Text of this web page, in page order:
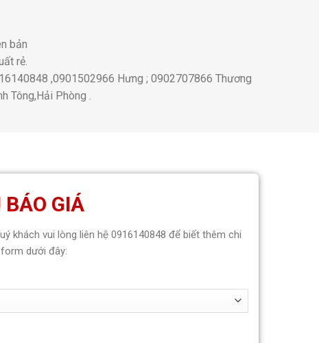
bản
rẻ.
,0901502966 Hưng ; 0902707866 Thương
Tông,Hải Phòng .
BÁO GIÁ
khách vui lòng liên hệ 0916140848 để biết thêm chi
dưới đây: